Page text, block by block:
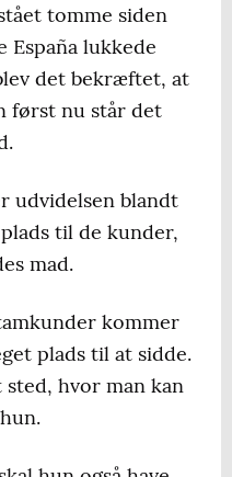
tomme siden
España lukkede
det bekræftet, at
først nu står det
udvidelsen blandt
til de kunder,
mad.
kommer
plads til at sidde.
hvor man kan